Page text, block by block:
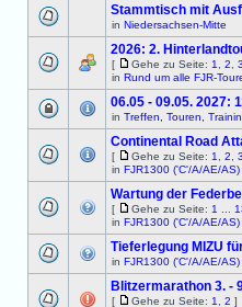
Stammtisch mit
in Niedersachsen-Mitte
2026: 2.
[ Gehe zu Seite: 1 2 3
in Rund um alle FJR-
06.05 - 09.05. 2027:
in Treffen, Touren,
Continental Road
[ Gehe zu Seite: 1 2 3
in FJR1300 ('C'/A/AE/AS)
Wartung der
[ Gehe zu Seite: 1
in FJR1300 ('C'/A/AE/AS)
Tieferlegung MIZU
in FJR1300 ('C'/A/AE/AS)
Blitzermarathon 3. -
[ Gehe zu Seite: 1 2 ]